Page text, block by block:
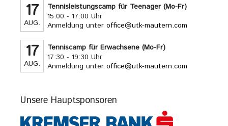
17
AUG.
Tennisleistungscamp für Teenager (Mo-Fr)
15:00 - 17:00 Uhr
Anmeldung unteroffice@utk-mautern.com
17
AUG.
Tenniscamp für Erwachsene (Mo-Fr)
17:30 - 19:30 Uhr
Anmeldung unteroffice@utk-mautern.com
Unsere Hauptsponsoren